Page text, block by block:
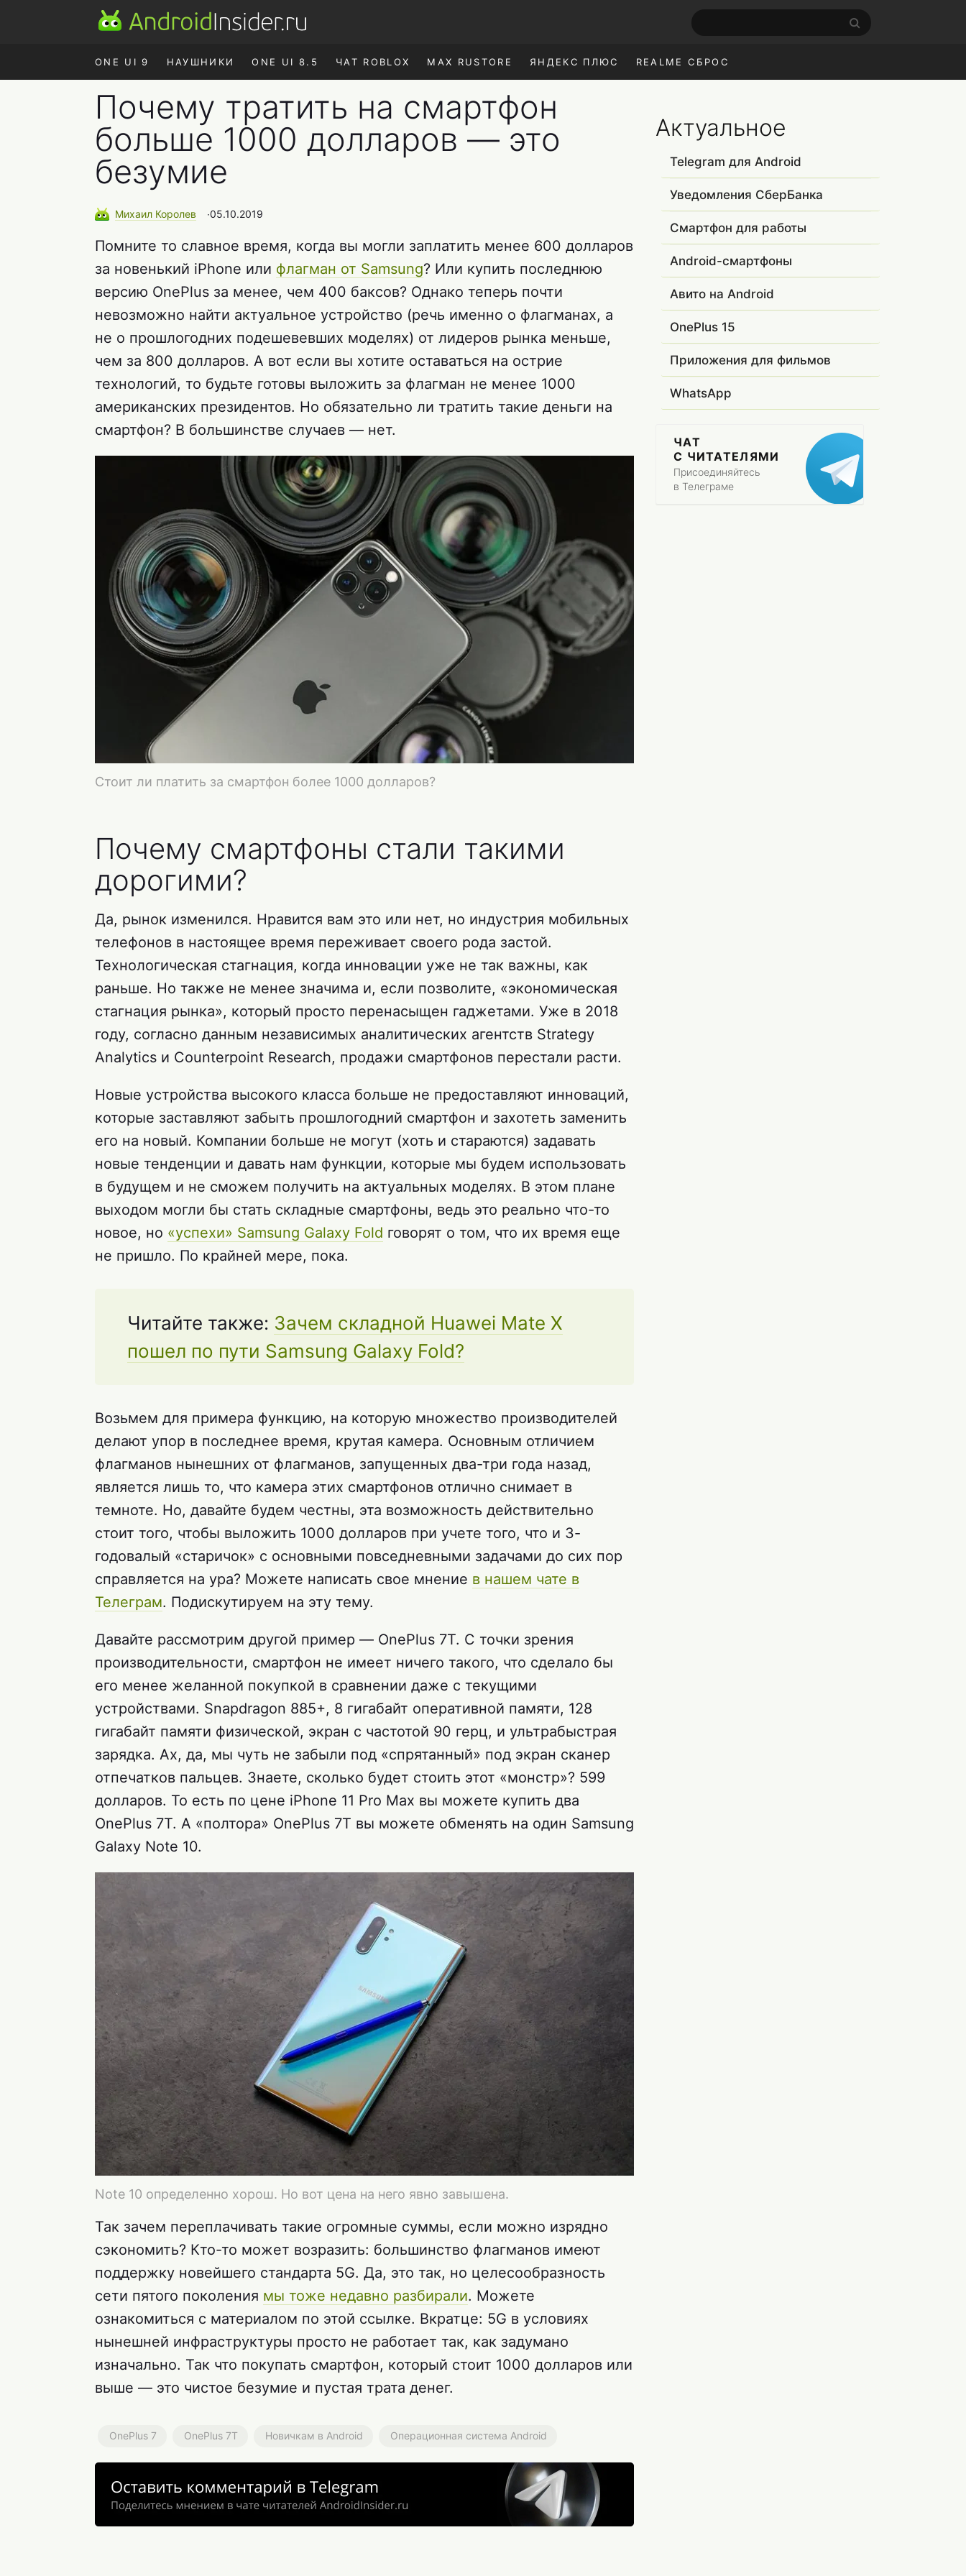
ONE UI 9 НАУШНИКИ ONE UI 8.5 ЧАТ ROBLOX MAX RUSTORE ЯНДЕКС ПЛЮС REALME СБРОС
Почему тратить на смартфон
больше 1000 долларов — это
безумие
Михаил Королев ∙05.10.2019
Помните то славное время, когда вы могли заплатить менее 600 долларов
за новенький iPhone или флагман от Samsung? Или купить последнюю
версию OnePlus за менее, чем 400 баксов? Однако теперь почти
невозможно найти актуальное устройство (речь именно о флагманах, а
не о прошлогодних подешевевших моделях) от лидеров рынка меньше,
чем за 800 долларов. А вот если вы хотите оставаться на острие
технологий, то будьте готовы выложить за флагман не менее 1000
американских президентов. Но обязательно ли тратить такие деньги на
смартфон? В большинстве случаев — нет.
Стоит ли платить за смартфон более 1000 долларов?
Почему смартфоны стали такими
дорогими?
Да, рынок изменился. Нравится вам это или нет, но индустрия мобильных
телефонов в настоящее время переживает своего рода застой.
Технологическая стагнация, когда инновации уже не так важны, как
раньше. Но также не менее значима и, если позволите, «экономическая
стагнация рынка», который просто перенасыщен гаджетами. Уже в 2018
году, согласно данным независимых аналитических агентств Strategy
Analytics и Counterpoint Research, продажи смартфонов перестали расти.
Новые устройства высокого класса больше не предоставляют инноваций,
которые заставляют забыть прошлогодний смартфон и захотеть заменить
его на новый. Компании больше не могут (хоть и стараются) задавать
новые тенденции и давать нам функции, которые мы будем использовать
в будущем и не сможем получить на актуальных моделях. В этом плане
выходом могли бы стать складные смартфоны, ведь это реально что-то
новое, но «успехи» Samsung Galaxy Fold говорят о том, что их время еще
не пришло. По крайней мере, пока.
Читайте также: Зачем складной Huawei Mate X
пошел по пути Samsung Galaxy Fold?
Возьмем для примера функцию, на которую множество производителей
делают упор в последнее время, крутая камера. Основным отличием
флагманов нынешних от флагманов, запущенных два-три года назад,
является лишь то, что камера этих смартфонов отлично снимает в
темноте. Но, давайте будем честны, эта возможность действительно
стоит того, чтобы выложить 1000 долларов при учете того, что и 3-
годовалый «старичок» с основными повседневными задачами до сих пор
справляется на ура? Можете написать свое мнение в нашем чате в
Телеграм. Подискутируем на эту тему.
Давайте рассмотрим другой пример — OnePlus 7T. С точки зрения
производительности, смартфон не имеет ничего такого, что сделало бы
его менее желанной покупкой в сравнении даже с текущими
устройствами. Snapdragon 885+, 8 гигабайт оперативной памяти, 128
гигабайт памяти физической, экран с частотой 90 герц, и ультрабыстрая
зарядка. Ах, да, мы чуть не забыли под «спрятанный» под экран сканер
отпечатков пальцев. Знаете, сколько будет стоить этот «монстр»? 599
долларов. То есть по цене iPhone 11 Pro Max вы можете купить два
OnePlus 7T. А «полтора» OnePlus 7T вы можете обменять на один Samsung
Galaxy Note 10.
Note 10 определенно хорош. Но вот цена на него явно завышена.
Так зачем переплачивать такие огромные суммы, если можно изрядно
сэкономить? Кто-то может возразить: большинство флагманов имеют
поддержку новейшего стандарта 5G. Да, это так, но целесообразность
сети пятого поколения мы тоже недавно разбирали. Можете
ознакомиться с материалом по этой ссылке. Вкратце: 5G в условиях
нынешней инфраструктуры просто не работает так, как задумано
изначально. Так что покупать смартфон, который стоит 1000 долларов или
выше — это чистое безумие и пустая трата денег.
OnePlus 7 OnePlus 7T Новичкам в Android Операционная система Android
Актуальное
Telegram для Android
Уведомления СберБанка
Смартфон для работы
Android-смартфоны
Авито на Android
OnePlus 15
Приложения для фильмов
WhatsApp
ЧАТ
С ЧИТАТЕЛЯМИ
Присоединяйтесь
в Телеграме